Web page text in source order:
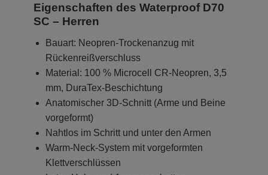
Eigenschaften des Waterproof D70
SC – Herren
Bauart: Neopren-Trockenanzug mit
Rückenreißverschluss
Material: 100 % Microcell CR-Neopren, 3,5
mm, DuraTex-Beschichtung
Anatomischer 3D-Schnitt (Arme und Beine
vorgeformt)
Nahtlos im Schritt und unter den Armen
Warm-Neck-System mit vorgeformten
Klettverschlüssen